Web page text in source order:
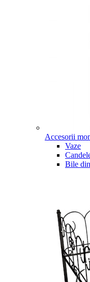
Accesorii
Vaze
Bile